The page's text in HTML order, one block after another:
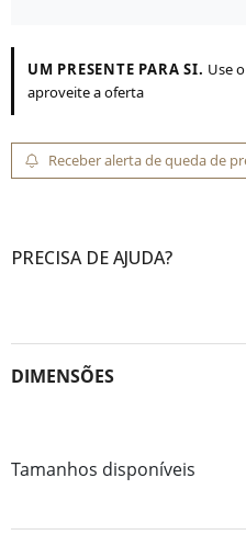
UM PRESENTE PARA SI. Use
aproveite a oferta
Receber alerta de queda de
PRECISA DE AJUDA?
DIMENSÕES
Tamanhos disponíveis